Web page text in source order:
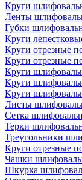
Круги
Ленты
Губки
Круги
Круги отрезные
Круги отрезные
Круги
Круги
Круги
Листы
Сетка
Терки
Треугольники
Круги отрезные
Чашки
Шкурка